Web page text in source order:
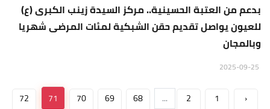
بدعم من العتبة الحسينية.. مركز السيدة زينب الكبرى (ع)
للعيون يواصل تقديم حقن الشبكية لمئات المرضى شهريا
وبالمجان
‹
1
2
...
68
69
70
71
72